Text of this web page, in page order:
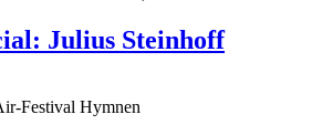
Julius Steinhoff
Festival Hymnen